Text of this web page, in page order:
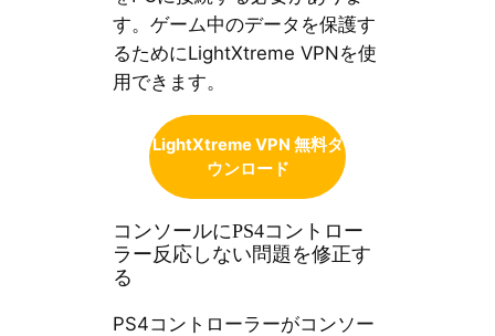
す。ゲーム中のデータを保護す
るためにLightXtreme VPNを使
用できます。
LightXtreme VPN 無料ダ
ウンロード
コンソールにPS4コントロー
ラー反応しない問題を修正す
る
PS4コントローラーがコンソー